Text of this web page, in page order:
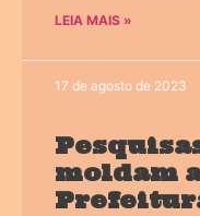
LEIA MAIS »
17 de agosto de 2023
moldam